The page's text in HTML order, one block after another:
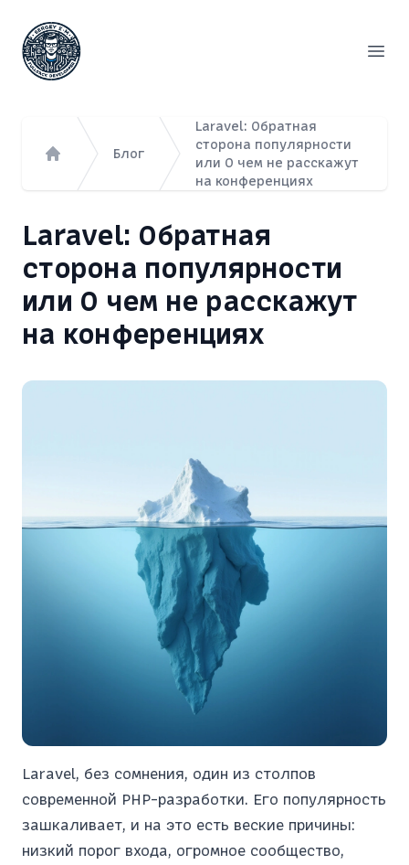
Сергей Емельянов - частный PHP-программист,
Главная
Блог
Laravel: Обратная
сторона популярности
или О чем не расскажут
на конференциях
Laravel: Обратная
сторона популярности
или О чем не расскажут
на конференциях
Laravel, без сомнения, один из столпов
современной PHP-разработки. Его популярность
зашкаливает, и на это есть веские причины:
низкий порог входа, огромное сообщество,